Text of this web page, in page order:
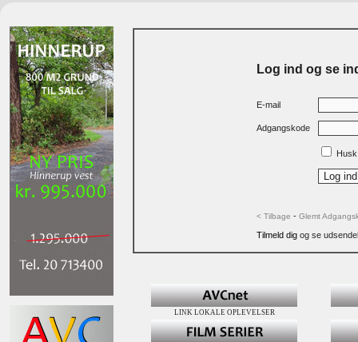
Log ind og se
E-mail
Adgangskode
< Tilbage - Glemt
Tilmeld dig og se
LINK LOKALE OPLEVELSER